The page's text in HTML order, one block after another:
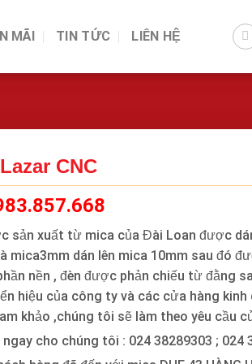
MÃI TIN TỨC LIÊN HỆ
CNC
sản xuất từ mica của Đài Loan được
mica3mm dán lên mica 10mm sau đó
nền , đèn được phản chiếu từ đằng
hiệu của công ty và các cửa hàng kinh
khảo ,chúng tôi sẽ làm theo yêu cầu
cho chúng tôi : 024 38289303 ; 024